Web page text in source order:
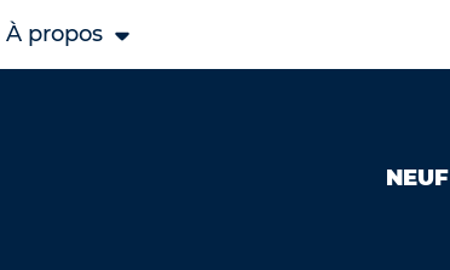
À propos
NEUF